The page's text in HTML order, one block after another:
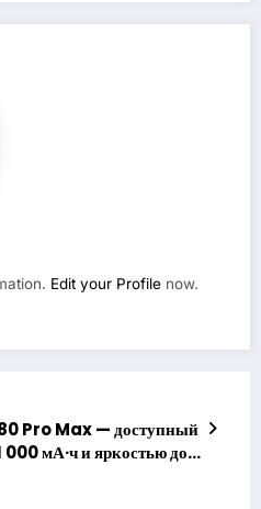
Edit your Profile now.
Pro Max — доступный
000 мА·ч и яркостью до